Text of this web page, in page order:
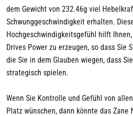
dem Gewicht von 232.46g viel
Schwunggeschwindigkeit erhalten.
Hochgeschwindigkeitsgefühl hilft
Drives Power zu erzeugen, so dass Sie
die Sie in dem Glauben wiegen, dass
strategisch spielen.
Wenn Sie Kontrolle und Gefühl von
Platz wünschen, dann könnte das Zane